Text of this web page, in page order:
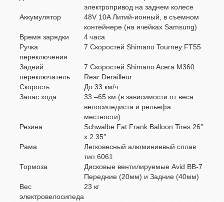
электропривод на заднем колесе
Аккумулятор
48V 10A Литий-ионный, в съемном
контейнере (на ячейках Samsung)
Время зарядки
4 часа
Ручка
переключения
7 Скоростей Shimano Tourney FT55
Задний
переключатель
7 Скоростей Shimano Acera M360
Rear Derailleur
Скорость
До 33 км/ч
Запас хода
33 –65 км (в зависимости от веса
велосипедиста и рельефа
местности)
Резина
Schwalbe Fat Frank Balloon Tires 26″
x 2.35″
Рама
Легковесный алюминиевый сплав
тип 6061
Тормоза
Дисковые вентилируемые Avid BB-7
Передние (20мм) и Задние (40мм)
Вес
электровелосипеда
23 кг